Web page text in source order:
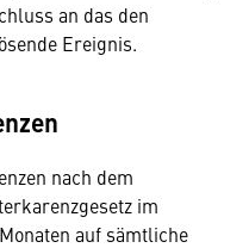
an das den
Ereignis.
nach dem
im
auf sämtliche